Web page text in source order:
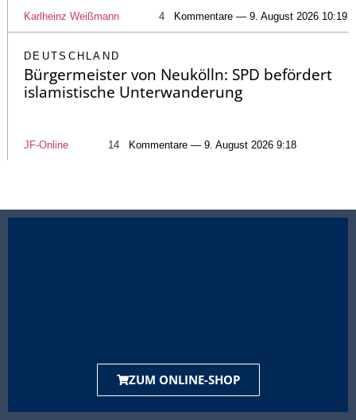
Karlheinz Weißmann 4 Kommentare — 9. August 2026 10:19
DEUTSCHLAND
Bürgermeister von Neukölln: SPD befördert
islamistische Unterwanderung
JF-Online 14 Kommentare — 9. August 2026 9:18
ZUM ONLINE-SHOP